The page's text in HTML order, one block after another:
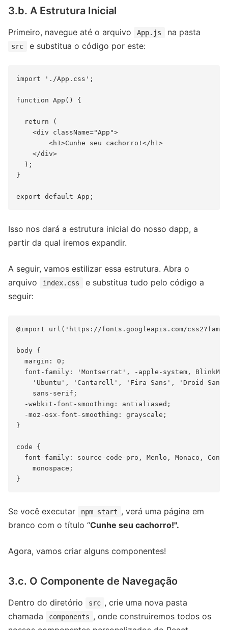
3.b. A Estrutura Inicial
Primeiro, navegue até o arquivo App.js na pasta
src e substitua o código por este:
import './App.css';
function App() {
  return (
    <div className="App">
        <h1>Cunhe seu cachorro!</h1>
    </div>
  );
}
Isso nos dará a estrutura inicial do nosso dapp, a
partir da qual iremos expandir.
A seguir, vamos estilizar essa estrutura. Abra o
arquivo
index.css
e substitua tudo pelo código a
seguir:
@import url('https://fonts.googleapis.com/
body {
  margin: 0;
font-family: 'Montserrat', -apple-system,
'Ubuntu', 'Cantarell', 'Fira Sans', 'Droid
    sans-serif;
  -webkit-font-smoothing: antialiased;
  -moz-osx-font-smoothing: grayscale;
}
code {
font-family: source-code-pro, Menlo, Monaco,
    monospace;
Se você executar npm start , verá uma página em
branco com o título “Cunhe seu cachorro!".
Agora, vamos criar alguns componentes!
3.c. O Componente de Navegação
Dentro do diretório src , crie uma nova pasta
chamada
components , onde construiremos todos os